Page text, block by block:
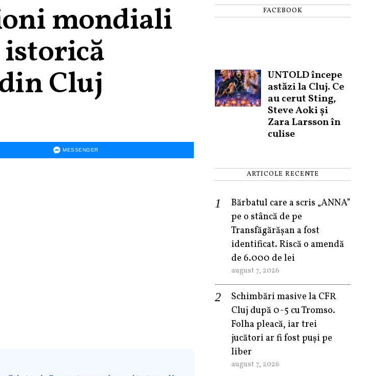
mondiali
Cluj
MESSENGER
FACEBOOK
UNTOLD începe
astăzi la Cluj. Ce
au cerut Sting,
Steve Aoki și
Zara Larsson în
culise
ARTICOLE RECENTE
Bărbatul care a scris „ANNA”
pe o stâncă de pe
Transfăgărășan a fost
identificat. Riscă o amendă
de 6.000 de lei
august 7, 2026
Schimbări masive la CFR
Cluj după 0-5 cu Tromso.
Folha pleacă, iar trei
jucători ar fi fost puși pe
liber
august 7, 2026